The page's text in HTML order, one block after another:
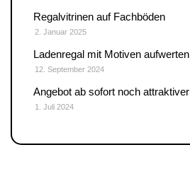
Regalvitrinen auf Fachböden
2. Januar 2025
Ladenregal mit Motiven aufwerten
12. September 2024
Angebot ab sofort noch attraktiver
1. Juli 2024